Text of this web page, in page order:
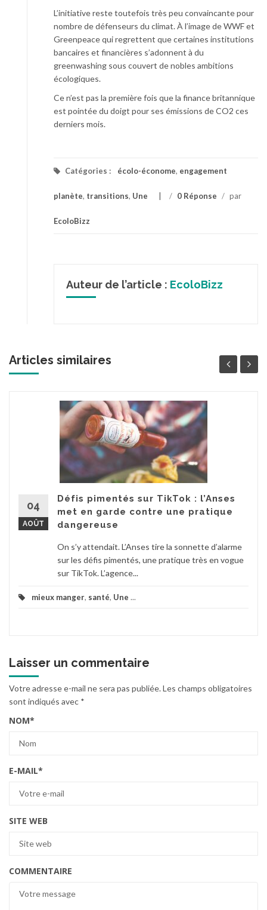
L’initiative reste toutefois très peu convaincante pour
nombre de défenseurs du climat. À l’image de WWF et
Greenpeace qui regrettent que certaines institutions
bancaires et financières s’adonnent à du
greenwashing sous couvert de nobles ambitions
écologiques.
Ce n’est pas la première fois que la finance britannique
est pointée du doigt pour ses émissions de CO2 ces
derniers mois.
Catégories : écolo-économe, engagement
planète, transitions, Une / 0 Réponse / par
EcoloBizz
Auteur de l’article : EcoloBizz
Articles similaires
04
AOÛT
Défis pimentés sur TikTok : l’Anses
met en garde contre une pratique
dangereuse
On s’y attendait. L’Anses tire la sonnette d’alarme
sur les défis pimentés, une pratique très en vogue
sur TikTok. L’agence...
mieux manger, santé, Une ...
Laisser un commentaire
Votre adresse e-mail ne sera pas publiée.Les champs obligatoires
sont indiqués avec *
NOM*
E-MAIL*
SITE WEB
COMMENTAIRE